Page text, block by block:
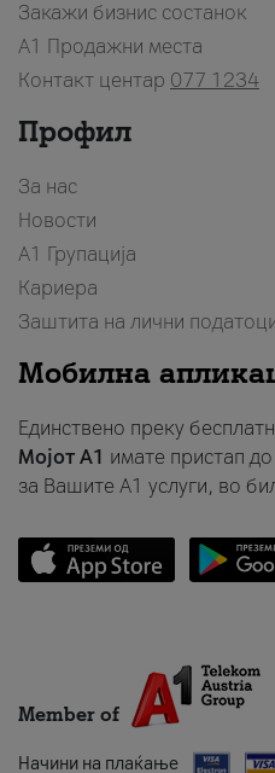
Закажи бизнис состанок
A1 Продажни места
Контакт центар 077 1234
Профил
За нас
Новости
А1 Групација
Кариера
Заштита на лични
Мобилна
Единствено преку
Мојот A1 имате пристап
за Вашите A1 услуги, во
Member of
Начини на плаќање